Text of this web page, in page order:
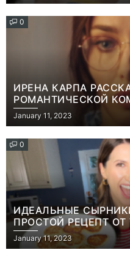
0
ИРЕНА КАРПА
РОМАНТИЧЕСКОЙ
РОЛИ МАТЕРИ-
January 11, 2023
0
ИДЕАЛЬНЫЕ
ПРОСТОЙ РЕЦЕПТ ОТ
ЩАСЛИВИХ” АНИТЫ
January 11, 2023